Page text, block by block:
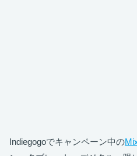
Indiegogoでキャンペーン中の